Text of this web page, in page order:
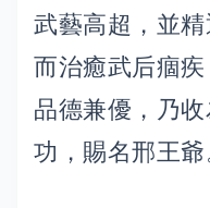
武藝高超，並
而治癒武后痼疾
品德兼優，乃
功，賜名邢王爺